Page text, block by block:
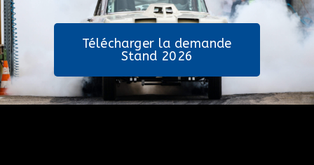
Télécharger la demande
Stand 2026